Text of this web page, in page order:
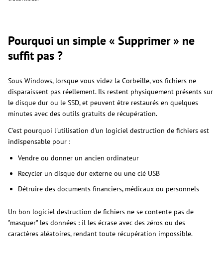
Pourquoi un simple « Supprimer » ne
suffit pas ?
Sous Windows, lorsque vous videz la Corbeille, vos fichiers ne
disparaissent pas réellement. Ils restent physiquement présents sur
le disque dur ou le SSD, et peuvent être restaurés en quelques
minutes avec des outils gratuits de récupération.
C'est pourquoi l'utilisation d'un logiciel destruction de fichiers est
indispensable pour :
Vendre ou donner un ancien ordinateur
Recycler un disque dur externe ou une clé USB
Détruire des documents financiers, médicaux ou personnels
Un bon logiciel destruction de fichiers ne se contente pas de
"masquer" les données : il les écrase avec des zéros ou des
caractères aléatoires, rendant toute récupération impossible.